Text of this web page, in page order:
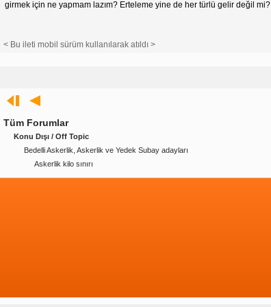
girmek için ne yapmam lazım? Erteleme yine de her türlü gelir değil mi?
< Bu ileti mobil sürüm kullanılarak atıldı >
Tüm Forumlar
Konu Dışı / Off Topic
Bedelli Askerlik, Askerlik ve Yedek Subay adayları
Askerlik kilo sınırı